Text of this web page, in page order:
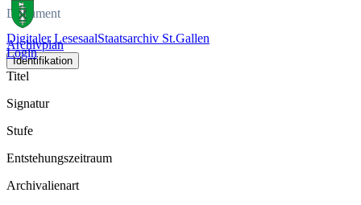
Digitaler LesesaalStaatsarchiv St.Gallen
Login
Dokument
Archivplan
Identifikation
Titel
Signatur
Stufe
Entstehungszeitraum
Archivalienart